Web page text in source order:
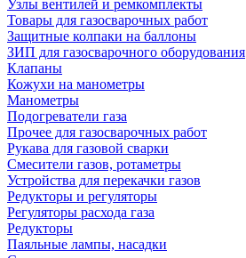
Узлы вентилей и ремкомплекты
Товары для газосварочных работ
Защитные колпаки на баллоны
ЗИП для газосварочного оборудования
Клапаны
Кожухи на манометры
Манометры
Подогреватели газа
Прочее для газосварочных работ
Рукава для газовой сварки
Смесители газов, ротаметры
Устройства для перекачки газов
Редукторы и регуляторы
Регуляторы расхода газа
Редукторы
Паяльные лампы, насадки